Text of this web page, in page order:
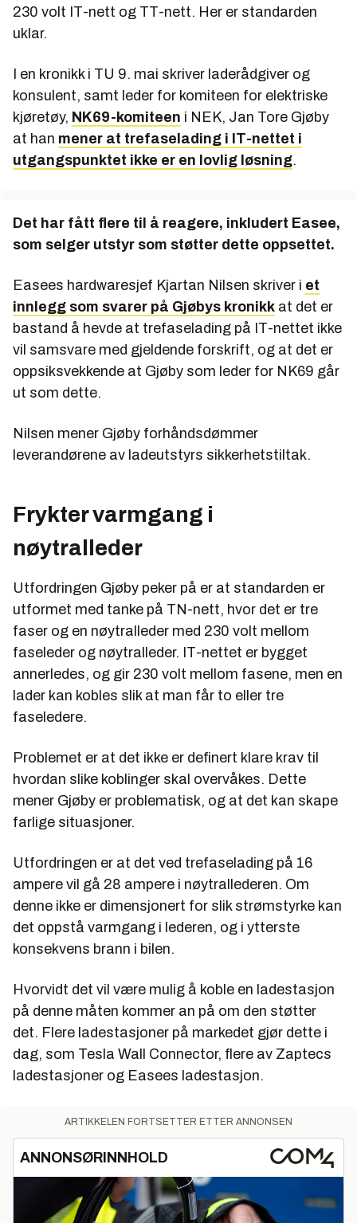
230 volt IT-nett og TT-nett. Her er standarden
uklar.
I en kronikk i TU 9. mai skriver laderådgiver og
konsulent, samt leder for komiteen for elektriske
kjøretøy, NK69-komiteen i NEK, Jan Tore Gjøby
at han mener at trefaselading i IT-nettet i
utgangspunktet ikke er en lovlig løsning.
Det har fått flere til å reagere, inkludert Easee,
som selger utstyr som støtter dette oppsettet.
Easees hardwaresjef Kjartan Nilsen skriver i et
innlegg som svarer på Gjøbys kronikk at det er
bastand å hevde at trefaselading på IT-nettet ikke
vil samsvare med gjeldende forskrift, og at det er
oppsiksvekkende at Gjøby som leder for NK69 går
ut som dette.
Nilsen mener Gjøby forhåndsdømmer
leverandørene av ladeutstyrs sikkerhetstiltak.
Frykter varmgang i
nøytralleder
Utfordringen Gjøby peker på er at standarden er
utformet med tanke på TN-nett, hvor det er tre
faser og en nøytralleder med 230 volt mellom
faseleder og nøytralleder. IT-nettet er bygget
annerledes, og gir 230 volt mellom fasene, men en
lader kan kobles slik at man får to eller tre
faseledere.
Problemet er at det ikke er definert klare krav til
hvordan slike koblinger skal overvåkes. Dette
mener Gjøby er problematisk, og at det kan skape
farlige situasjoner.
Utfordringen er at det ved trefaselading på 16
ampere vil gå 28 ampere i nøytrallederen. Om
denne ikke er dimensjonert for slik strømstyrke kan
det oppstå varmgang i lederen, og i ytterste
konsekvens brann i bilen.
Hvorvidt det vil være mulig å koble en ladestasjon
på denne måten kommer an på om den støtter
det. Flere ladestasjoner på markedet gjør dette i
dag, som Tesla Wall Connector, flere av Zaptecs
ladestasjoner og Easees ladestasjon.
ARTIKKELEN FORTSETTER ETTER ANNONSEN
ANNONSØRINNHOLD